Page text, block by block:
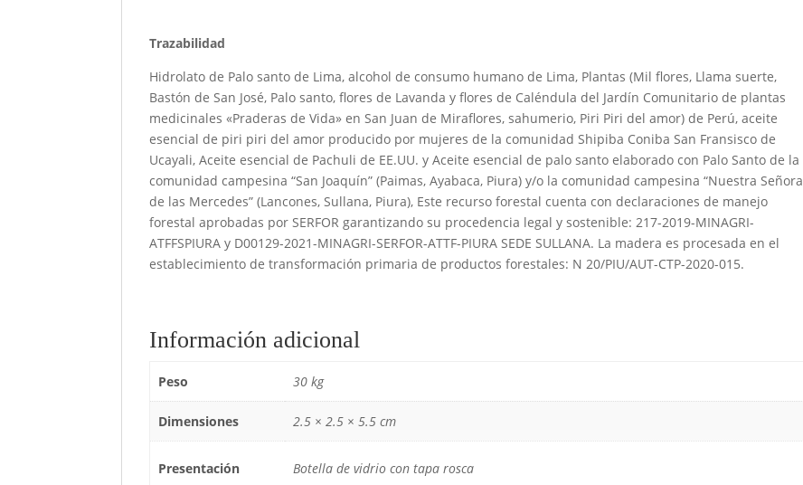
Trazabilidad
Hidrolato de Palo santo de Lima, alcohol de consumo humano de Lima, Plantas (Mil flores, Llama suerte,
Bastón de San José, Palo santo, flores de Lavanda y flores de Caléndula del Jardín Comunitario de plantas
medicinales «Praderas de Vida» en San Juan de Miraflores, sahumerio, Piri Piri del amor) de Perú, aceite
esencial de piri piri del amor producido por mujeres de la comunidad Shipiba Coniba San Fransisco de
Ucayali, Aceite esencial de Pachuli de EE.UU. y Aceite esencial de palo santo elaborado con Palo Santo de la
comunidad campesina “San Joaquín” (Paimas, Ayabaca, Piura) y/o la comunidad campesina “Nuestra Señora
de las Mercedes” (Lancones, Sullana, Piura), Este recurso forestal cuenta con declaraciones de manejo
forestal aprobadas por SERFOR garantizando su procedencia legal y sostenible: 217-2019-MINAGRI-
ATFFSPIURA y D00129-2021-MINAGRI-SERFOR-ATTF-PIURA SEDE SULLANA. La madera es procesada en el
establecimiento de transformación primaria de productos forestales: N 20/PIU/AUT-CTP-2020-015.
Información adicional
Peso 30 kg
Dimensiones 2.5 × 2.5 × 5.5 cm
Presentación Botella de vidrio con tapa rosca